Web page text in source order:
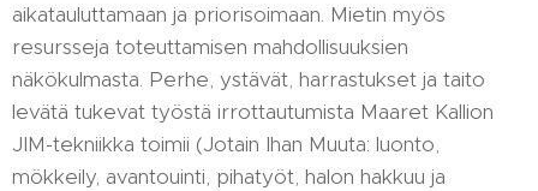
aikatauluttamaan ja priorisoimaan. Mietin myös
resursseja toteuttamisen mahdollisuuksien
näkökulmasta. Perhe, ystävät, harrastukset ja taito
levätä tukevat työstä irrottautumista Maaret Kallion
JIM-tekniikka toimii (Jotain Ihan Muuta: luonto,
mökkeily, avantouinti, pihatyöt, halon hakkuu ja